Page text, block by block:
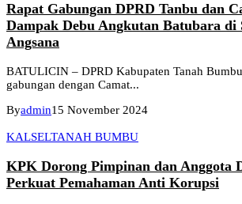
Rapat Gabungan DPRD Tanbu dan
Dampak Debu Angkutan Batubara di
Angsana
BATULICIN – DPRD Kabupaten Tanah
gabungan dengan Camat...
Byadmin15 November 2024
KALSELTANAH BUMBU
KPK Dorong Pimpinan dan Anggota
Perkuat Pemahaman Anti Korupsi